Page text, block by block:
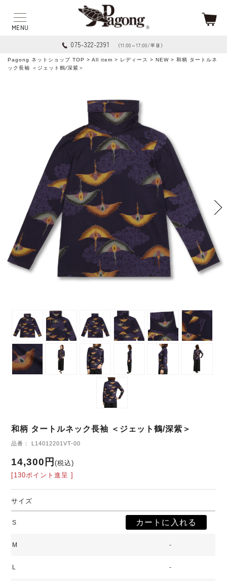
075-322-2391 （11:00～17:00/平日）
Pagong ネットショップ TOP > All item > レディース > NEW > 和柄 タートルネ
ック長袖 ＜ジェット鶴/深紫＞
和柄 タートルネック長袖 ＜ジェット鶴/深紫＞
品番： L14012201VT-00
14,300円(税込)
[130ポイント進呈 ]
サイズ
S
M -
L -